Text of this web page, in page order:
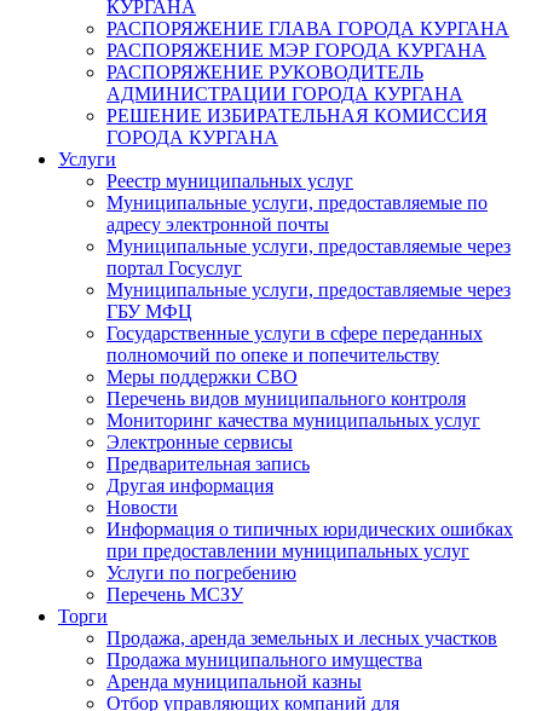
КУРГАНА
РАСПОРЯЖЕНИЕ ГЛАВА ГОРОДА КУРГАНА
РАСПОРЯЖЕНИЕ МЭР ГОРОДА КУРГАНА
РАСПОРЯЖЕНИЕ РУКОВОДИТЕЛЬ
АДМИНИСТРАЦИИ ГОРОДА КУРГАНА
РЕШЕНИЕ ИЗБИРАТЕЛЬНАЯ КОМИССИЯ
ГОРОДА КУРГАНА
Услуги
Реестр муниципальных услуг
Муниципальные услуги, предоставляемые по
адресу электронной почты
Муниципальные услуги, предоставляемые через
портал Госуслуг
Муниципальные услуги, предоставляемые через
ГБУ МФЦ
Государственные услуги в сфере переданных
полномочий по опеке и попечительству
Меры поддержки СВО
Перечень видов муниципального контроля
Мониторинг качества муниципальных услуг
Электронные сервисы
Предварительная запись
Другая информация
Новости
Информация о типичных юридических ошибках
при предоставлении муниципальных услуг
Услуги по погребению
Перечень МСЗУ
Торги
Продажа, аренда земельных и лесных участков
Продажа муниципального имущества
Аренда муниципальной казны
Отбор управляющих компаний для